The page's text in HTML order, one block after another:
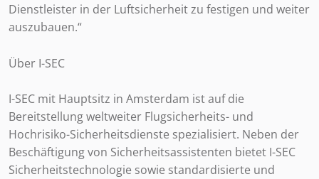
Dienstleister in der Luftsicherheit zu festigen und weiter
auszubauen.“
Über I-SEC
I-SEC mit Hauptsitz in Amsterdam ist auf die
Bereitstellung weltweiter Flugsicherheits- und
Hochrisiko-Sicherheitsdienste spezialisiert. Neben der
Beschäftigung von Sicherheitsassistenten bietet I-SEC
Sicherheitstechnologie sowie standardisierte und